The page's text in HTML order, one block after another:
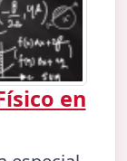
en